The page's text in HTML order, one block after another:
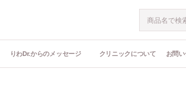
りわDr.からのメッセージ クリニックについて お問